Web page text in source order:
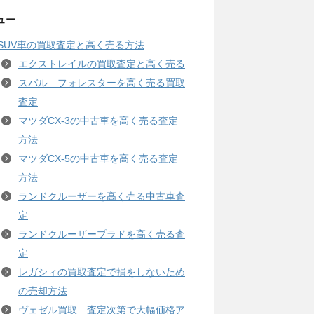
ー
車の買取査定と高く売る方法
エクストレイルの買取査定と高く売る
スバル フォレスターを高く売る買取
査定
マツダCX-3の中古車を高く売る査定
方法
マツダCX-5の中古車を高く売る査定
方法
ランドクルーザーを高く売る中古車査
定
ランドクルーザープラドを高く売る査
定
レガシィの買取査定で損をしないため
の売却方法
ヴェゼル買取 査定次第で大幅価格ア